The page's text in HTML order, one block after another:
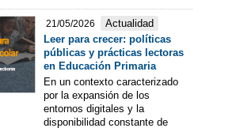
21/05/2026
Actualidad
Leer para crecer: políticas
públicas y prácticas lectoras
en Educación Primaria
En un contexto caracterizado
por la expansión de los
entornos digitales y la
disponibilidad constante de